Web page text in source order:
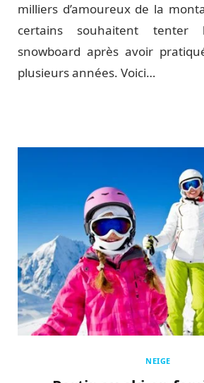
milliers d’amoureux de la
certains souhaitent tenter
snowboard après avoir
plusieurs années. Voici…
NEIGE